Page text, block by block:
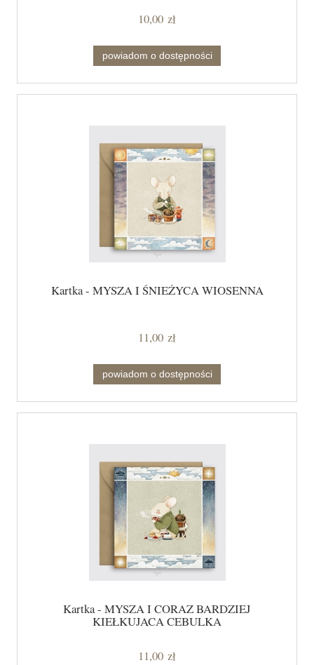
10,00 zł
powiadom o dostępności
Kartka - MYSZA I ŚNIEŻYCA WIOSENNA
11,00 zł
powiadom o dostępności
Kartka - MYSZA I CORAZ BARDZIEJ
KIEŁKUJĄCA CEBULKA
11,00 zł